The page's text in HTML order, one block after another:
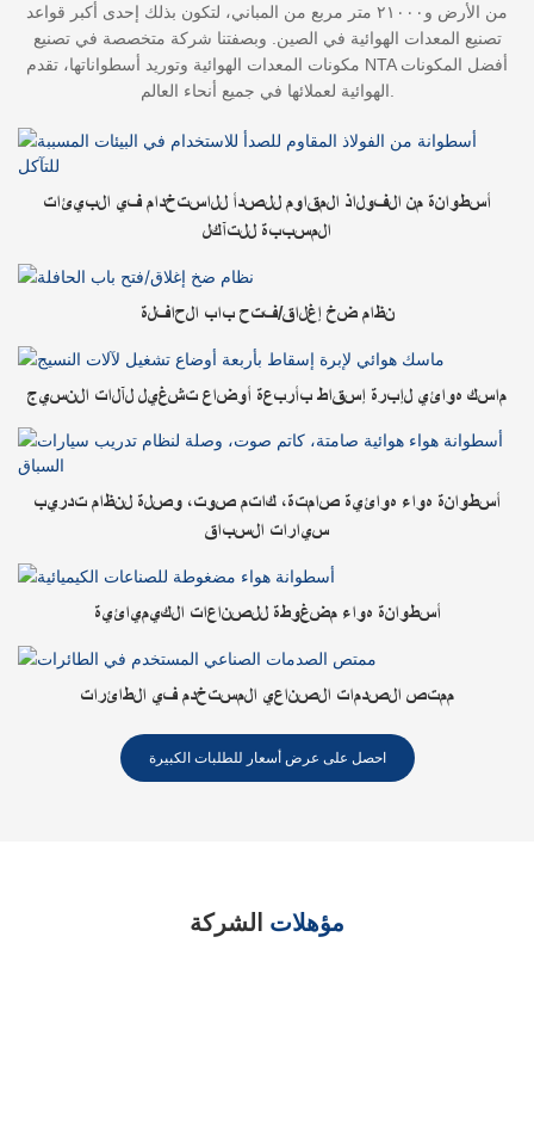
من الأرض و٢١٠٠٠ متر مربع من المباني، لتكون بذلك إحدى أكبر قواعد
تصنيع المعدات الهوائية في الصين. وبصفتنا شركة متخصصة في تصنيع
مكونات المعدات الهوائية وتوريد أسطواناتها، تقدم NTA أفضل المكونات
أسطوانة من الفولاذ المقاوم للصدأ للاستخدام في البيئات
المسببة للتآكل
نظام ضخ إغلاق/فتح باب الحافلة
ماسك هوائي لإبرة إسقاط بأربعة أوضاع تشغيل لآلات النسيج
أسطوانة هواء هوائية صامتة، كاتم صوت، وصلة لنظام تدريب
سيارات السباق
أسطوانة هواء مضغوطة للصناعات الكيميائية
ممتص الصدمات الصناعي المستخدم في الطائرات
احصل على عرض أسعار للطلبات الكبيرة
مؤهلات الشركة